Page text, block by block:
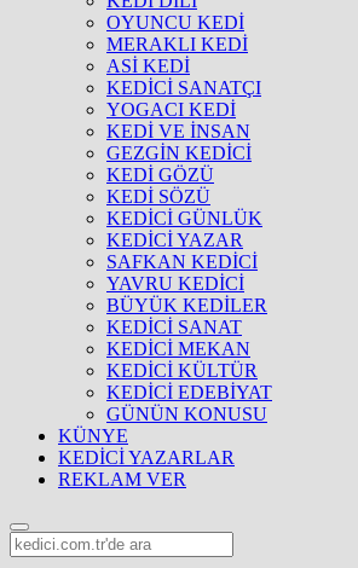
OYUNCU KEDİ
MERAKLI KEDİ
ASİ KEDİ
KEDİCİ SANATÇI
YOGACI KEDİ
KEDİ VE İNSAN
GEZGİN KEDİCİ
KEDİ GÖZÜ
KEDİ SÖZÜ
KEDİCİ GÜNLÜK
KEDİCİ YAZAR
SAFKAN KEDİCİ
YAVRU KEDİCİ
BÜYÜK KEDİLER
KEDİCİ SANAT
KEDİCİ MEKAN
KEDİCİ KÜLTÜR
KEDİCİ EDEBİYAT
GÜNÜN KONUSU
KÜNYE
KEDİCİ YAZARLAR
REKLAM VER